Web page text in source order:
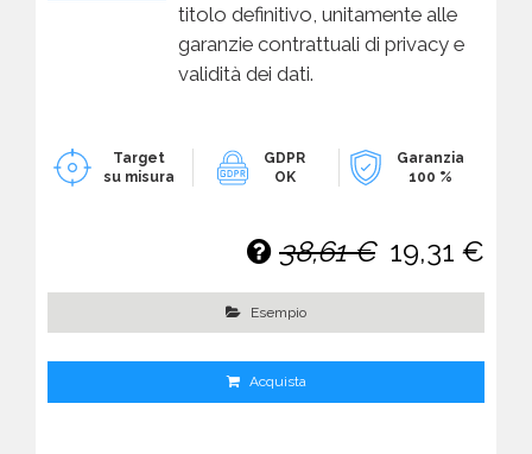
titolo definitivo, unitamente alle
garanzie contrattuali di privacy e
validità dei dati.
Target
su misura
GDPR
OK
Garanzia
100 %
38,61 € 19,31 €
Esempio
Acquista